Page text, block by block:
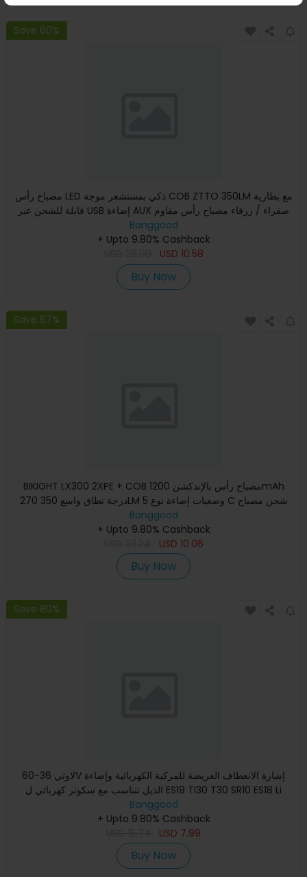
Save 60%
مصباح رأس LED ذكي بمستشعر موجة COB ZTTO 350LM مع بطارية
قابلة للشحن عبر USB إضاءة AUX صفراء / زرقاء مصباح رأس مقاوم
للما
Banggood
+ Upto 9.80% Cashback
USD 10.58
Buy Now
Save 67%
BIKIGHT LX300 2XPE + COB مصباح رأس بالإندكشن 1200mAh
270 درجة نطاق واسع 350LM 5 وضعيات إضاءة نوع C شحن مصباح
الرأس القاب
Banggood
+ Upto 9.80% Cashback
USD 10.06
Buy Now
Save 80%
لاوتي 36-60V إشارة الانعطاف العريضة للمركبة الكهربائية وإضاءة
الذيل تتناسب مع سكوتر كهربائي ل ES19 TI30 T30 SR10 ES18 Li
Banggood
+ Upto 9.80% Cashback
USD 7.99
Buy Now